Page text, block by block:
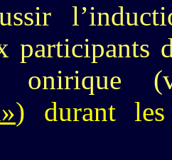
participants
) durant